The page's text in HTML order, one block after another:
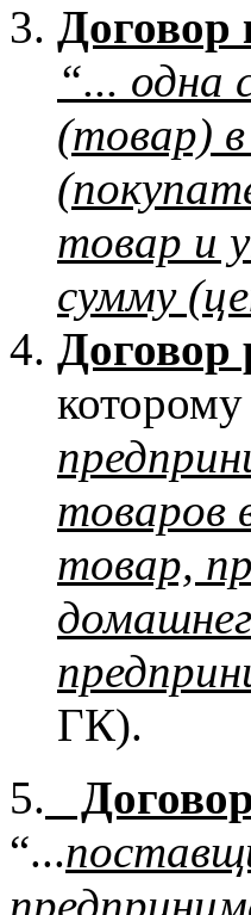
Договор
“... одна
(товар)
товар и
сумму
Договор
которому
товаров
товар,
ГК).
5.
“...